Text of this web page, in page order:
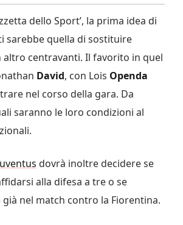
dello Sport’, la prima idea di
sarebbe quella di sostituire
altro centravanti. Il favorito in quel
David, con Lois Openda
nel corso della gara. Da
saranno le loro condizioni al
dovrà inoltre decidere se
alla difesa a tre o se
già nel match contro la Fiorentina.